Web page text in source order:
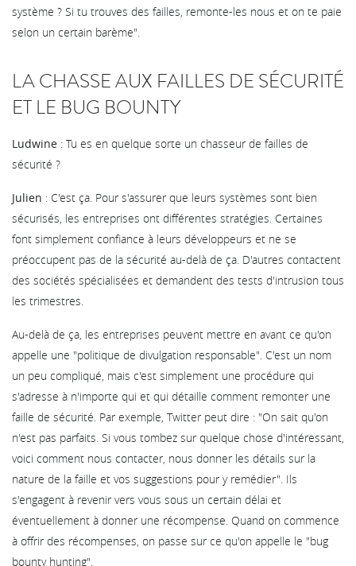
système ? Si tu trouves des failles, remonte-les nous et on te paie
selon un certain barème".
LA CHASSE AUX FAILLES DE SÉCURITÉ
ET LE BUG BOUNTY
Ludwine : Tu es en quelque sorte un chasseur de failles de
sécurité ?
Julien : C'est ça. Pour s'assurer que leurs systèmes sont bien
sécurisés, les entreprises ont différentes stratégies. Certaines
font simplement confiance à leurs développeurs et ne se
préoccupent pas de la sécurité au-delà de ça. D'autres contactent
des sociétés spécialisées et demandent des tests d'intrusion tous
les trimestres.
Au-delà de ça, les entreprises peuvent mettre en avant ce qu'on
appelle une "politique de divulgation responsable". C'est un nom
un peu compliqué, mais c'est simplement une procédure qui
s'adresse à n'importe qui et qui détaille comment remonter une
faille de sécurité. Par exemple, Twitter peut dire : "On sait qu'on
n'est pas parfaits. Si vous tombez sur quelque chose d'intéressant,
voici comment nous contacter, nous donner les détails sur la
nature de la faille et vos suggestions pour y remédier". Ils
s'engagent à revenir vers vous sous un certain délai et
éventuellement à donner une récompense. Quand on commence
à offrir des récompenses, on passe sur ce qu'on appelle le "bug
bounty hunting".